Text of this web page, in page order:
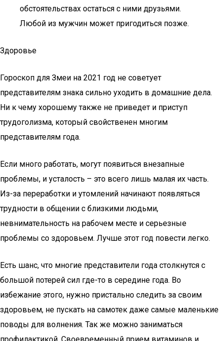
обстоятельствах остаться с ними друзьями.
Любой из мужчин может пригодиться позже.
Здоровье
Гороскоп для Змеи на 2021 год не советует
представителям знака сильно уходить в домашние дела.
Ни к чему хорошему также не приведет и приступ
трудоголизма, который свойственен многим
представителям года.
Если много работать, могут появиться внезапные
проблемы, и усталость – это всего лишь малая их часть.
Из-за переработки и утомлений начинают появляться
трудности в общении с близкими людьми,
невнимательность на рабочем месте и серьезные
проблемы со здоровьем. Лучше этот год повести легко.
Есть шанс, что многие представители года столкнутся с
большой потерей сил где-то в середине года. Во
избежание этого, нужно пристально следить за своим
здоровьем, не пускать на самотек даже самые маленькие
поводы для волнения. Так же можно заниматься